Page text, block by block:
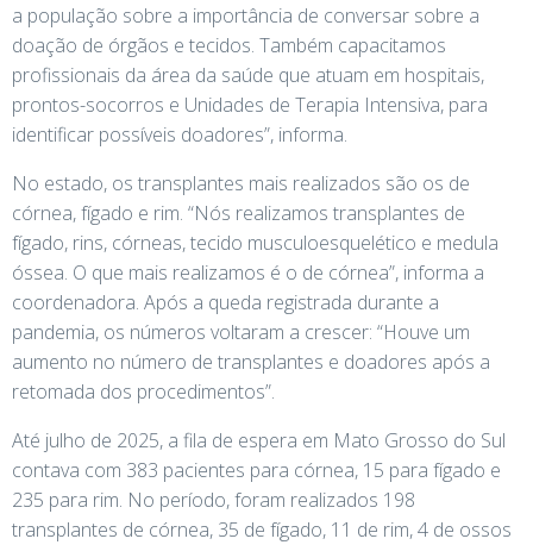
a população sobre a importância de conversar sobre a
doação de órgãos e tecidos. Também capacitamos
profissionais da área da saúde que atuam em hospitais,
prontos-socorros e Unidades de Terapia Intensiva, para
identificar possíveis doadores”, informa.
No estado, os transplantes mais realizados são os de
córnea, fígado e rim. “Nós realizamos transplantes de
fígado, rins, córneas, tecido musculoesquelético e medula
óssea. O que mais realizamos é o de córnea”, informa a
coordenadora. Após a queda registrada durante a
pandemia, os números voltaram a crescer: “Houve um
aumento no número de transplantes e doadores após a
retomada dos procedimentos”.
Até julho de 2025, a fila de espera em Mato Grosso do Sul
contava com 383 pacientes para córnea, 15 para fígado e
235 para rim. No período, foram realizados 198
transplantes de córnea, 35 de fígado, 11 de rim, 4 de ossos